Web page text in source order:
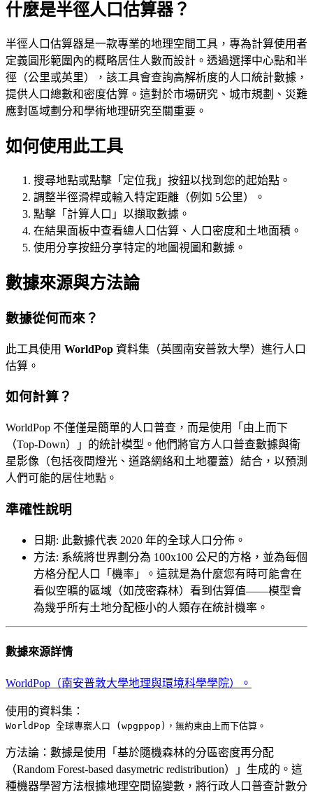
什麼是半徑人口估算器？
半徑人口估算器是一款專業的地理空間工具，專為計算使用者
定義圓形範圍內的概略居住人數而設計。透過選擇中心點和半
徑（公里或英里），該工具會查詢高解析度的人口統計數據，
提供人口總數和密度估算。這對於市場研究、城市規劃、災難
應對區域劃分和學術地理研究至關重要。
如何使用此工具
搜尋地點或點擊「定位我」按鈕以找到您的起始點。
調整半徑滑桿或輸入特定距離（例如 5公里）。
點擊「計算人口」以擷取數據。
在結果面板中查看總人口估算、人口密度和土地面積。
使用分享按鈕分享特定的地圖視圖和數據。
數據來源與方法論
數據從何而來？
此工具使用 WorldPop 資料集（英國南安普敦大學）進行人口
估算。
如何計算？
WorldPop 不僅僅是簡單的人口普查，而是使用「由上而下
（Top-Down）」的統計模型。他們將官方人口普查數據與衛
星影像（包括夜間燈光、道路網絡和土地覆蓋）結合，以預測
人們可能的居住地點。
準確性說明
日期: 此數據代表 2020 年的全球人口分佈。
方法: 系統將世界劃分為 100x100 公尺的方格，並為每個
方格分配人口「機率」。這就是為什麼您有時可能會在
看似空曠的區域（如茂密森林）看到估算值——模型會
為幾乎所有土地分配極小的人類存在統計機率。
數據來源詳情
WorldPop（南安普敦大學地理與環境科學學院）。
使用的資料集：
WorldPop 全球專案人口 (wpgppop)，無約束由上而下估算。
方法論： 數據是使用「基於隨機森林的分區密度再分配
（Random Forest-based dasymetric redistribution）」生成的。這
種機器學習方法根據地理空間協變數，將行政人口普查計數分